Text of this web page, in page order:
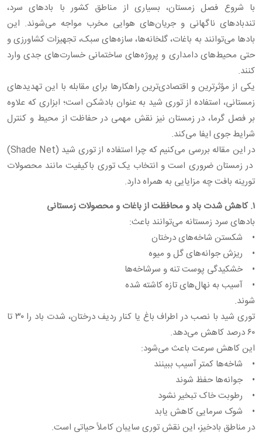
با شروع فصل زمستان، بسیاری از مناطق کشور با بادهای سرد،
تندبادهای ناگهانی و جریان‌های هوایی مخرب مواجه می‌شوند. این
بادها می‌توانند به باغات، گلخانه‌ها، سازه‌های سبک، تجهیزات کشاورزی و
حتی محیط‌های دامداری و پروژه‌های ساختمانی خسارت‌های جدی وارد
کنند.
یکی از مؤثرترین و اقتصادی‌ترین راهکارها برای مقابله با این تهدیدهای
زمستانی، استفاده از توری شید به عنوان بادشکن است؛ ابزاری که علاوه
بر فصل گرما، در زمستان نیز نقش مهمی در حفاظت از محیط و کنترل
شرایط جوی ایفا می‌کند.
در این مقاله بررسی می‌کنیم که چرا استفاده از توری شید (Shade Net)
در زمستان ضروری است و انتخاب یک توری باکیفیت مانند محصولات
تورینه بافت چه مزایایی به همراه دارد.
۱. کاهش شدت باد و محافظت از باغات و محصولات زمستانی
بادهای سرد زمستانه می‌توانند باعث:
• شکستن شاخه‌های درختان
• ریزش جوانه‌های گل و میوه
• خشکیدگی پوست تنه و سرشاخه‌ها
• آسیب به نهال‌های تازه کاشته شده
شوند.
توری شید با نصب در اطراف باغ یا کنار ردیف درختان، شدت باد را ۳۰ تا
۶۰ درصد کاهش می‌دهد.
این کاهش سرعت باعث می‌شود:
• شاخه‌ها کمتر آسیب ببینند
• جوانه‌ها حفظ شوند
• رطوبت خاک تبخیر نشود
• شوک سرمایی کاهش یابد
در مناطق بادخیز، این نقش توری سایبان کاملاً حیاتی است.